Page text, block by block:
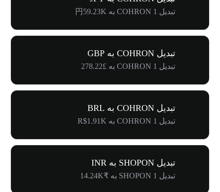
تبدیل 1 COHRON به 円59.23K
تبدیل COHRON به GBP
تبدیل 1 COHRON به £278.22
تبدیل COHRON به BRL
تبدیل 1 COHRON به R$1.91K
تبدیل SHOPON به INR
تبدیل 1 SHOPON به ₹14.24K